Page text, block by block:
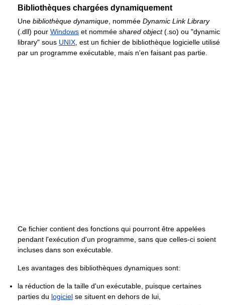
Bibliothèques chargées dynamiquement
Une bibliothèque dynamique , nommée Dynamic Link Library
(.dll) pour Windows et nommée shared object(.so) ou "dynamic
library" sous UNIX , est un fichier de bibliothèque logicielle utilisé
par un programme exécutable, mais n'en faisant pas partie.
Ce fichier contient des fonctions qui pourront être appelées
pendant l'exécution d'un programme, sans que celles-ci soient
incluses dans son exécutable.
Les avantages des bibliothèques dynamiques sont:
la réduction de la taille d'un exécutable, puisque certaines
parties du logiciel se situent en dehors de lui,